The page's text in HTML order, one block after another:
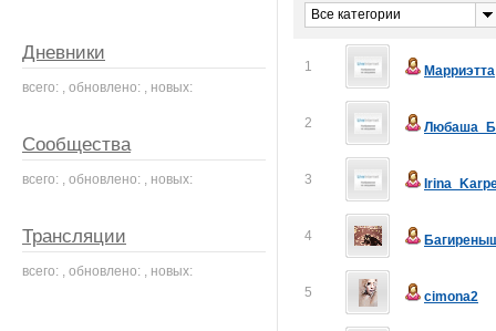
Все категории
1 Марриэтта
2
3
4
5 cimona2
Дневники
всего: , обновлено: , новых:
Сообщества
всего: , обновлено: , новых:
Трансляции
всего: , обновлено: , новых: